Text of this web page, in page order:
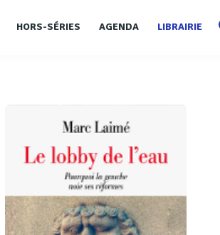
HORS-SÉRIES AGENDA LIBRAIRIE